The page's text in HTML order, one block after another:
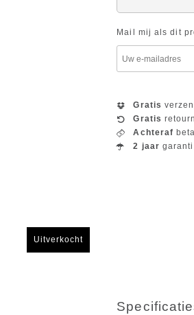
Uitverkocht
Mail mij als dit
Gratis
Gratis
Achteraf
2 jaar